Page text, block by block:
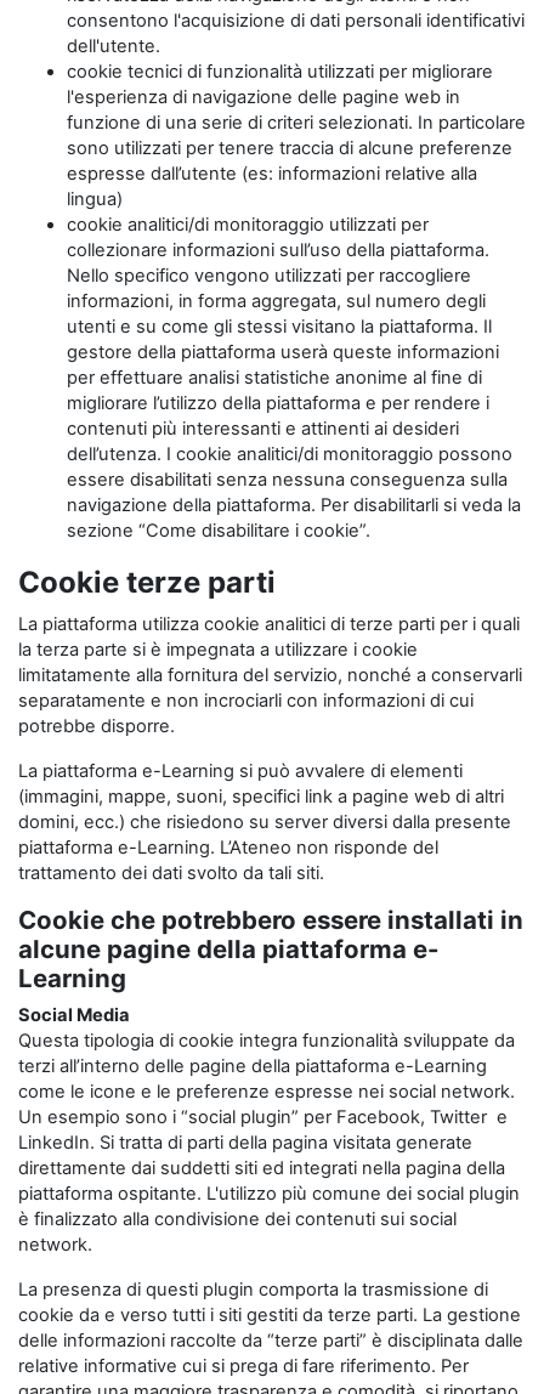
consentono l'acquisizione di dati personali identificativi
dell'utente.
cookie tecnici di funzionalità utilizzati per migliorare
l'esperienza di navigazione delle pagine web in
funzione di una serie di criteri selezionati. In particolare
sono utilizzati per tenere traccia di alcune preferenze
espresse dall’utente (es: informazioni relative alla
lingua)
cookie analitici/di monitoraggio utilizzati per
collezionare informazioni sull’uso della piattaforma.
Nello specifico vengono utilizzati per raccogliere
informazioni, in forma aggregata, sul numero degli
utenti e su come gli stessi visitano la piattaforma. Il
gestore della piattaforma userà queste informazioni
per effettuare analisi statistiche anonime al fine di
migliorare l’utilizzo della piattaforma e per rendere i
contenuti più interessanti e attinenti ai desideri
dell’utenza. I cookie analitici/di monitoraggio possono
essere disabilitati senza nessuna conseguenza sulla
navigazione della piattaforma. Per disabilitarli si veda la
sezione “Come disabilitare i cookie”.
Cookie terze parti
La piattaforma utilizza cookie analitici di terze parti per i quali
la terza parte si è impegnata a utilizzare i cookie
limitatamente alla fornitura del servizio, nonché a conservarli
separatamente e non incrociarli con informazioni di cui
potrebbe disporre.
La piattaforma e-Learning si può avvalere di elementi
(immagini, mappe, suoni, specifici link a pagine web di altri
domini, ecc.) che risiedono su server diversi dalla presente
piattaforma e-Learning. L’Ateneo non risponde del
trattamento dei dati svolto da tali siti.
Cookie che potrebbero essere installati in
alcune pagine della piattaforma e-
Learning
Social Media
Questa tipologia di cookie integra funzionalità sviluppate da
terzi all’interno delle pagine della piattaforma e-Learning
come le icone e le preferenze espresse nei social network.
Un esempio sono i “social plugin” per Facebook, Twitter e
LinkedIn. Si tratta di parti della pagina visitata generate
direttamente dai suddetti siti ed integrati nella pagina della
piattaforma ospitante. L'utilizzo più comune dei social plugin
è finalizzato alla condivisione dei contenuti sui social
network.
La presenza di questi plugin comporta la trasmissione di
cookie da e verso tutti i siti gestiti da terze parti. La gestione
delle informazioni raccolte da “terze parti” è disciplinata dalle
relative informative cui si prega di fare riferimento. Per